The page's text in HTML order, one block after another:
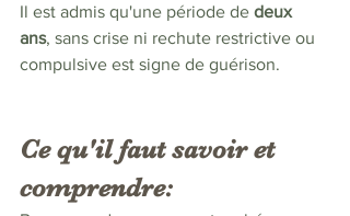
Il est admis qu'une période de deux
ans, sans crise ni rechute restrictive ou
compulsive est signe de guérison.
Ce qu'il faut savoir et
comprendre: